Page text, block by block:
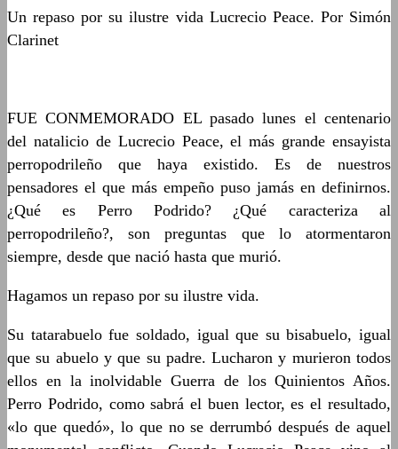
Un repaso por su ilustre vida Lucrecio Peace. Por Simón
Clarinet
FUE CONMEMORADO EL pasado lunes el centenario
del natalicio de Lucrecio Peace, el más grande ensayista
perropodrileño que haya existido. Es de nuestros
pensadores el que más empeño puso jamás en definirnos.
¿Qué es Perro Podrido? ¿Qué caracteriza al
perropodrileño?, son preguntas que lo atormentaron
siempre, desde que nació hasta que murió.
Hagamos un repaso por su ilustre vida.
Su tatarabuelo fue soldado, igual que su bisabuelo, igual
que su abuelo y que su padre. Lucharon y murieron todos
ellos en la inolvidable Guerra de los Quinientos Años.
Perro Podrido, como sabrá el buen lector, es el resultado,
«lo que quedó», lo que no se derrumbó después de aquel